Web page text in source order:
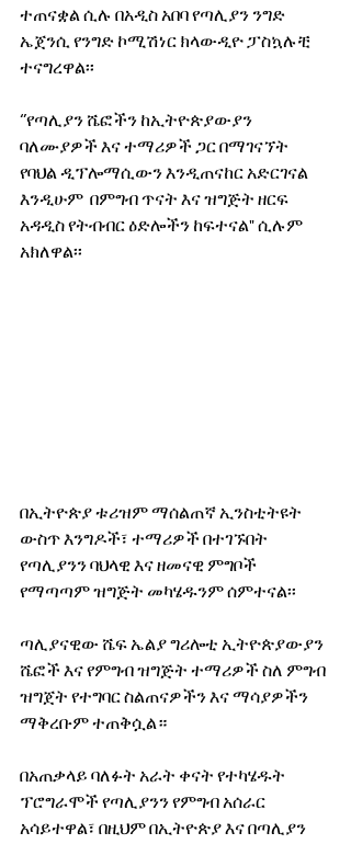
ተጠናቋል ሲሉ በአዲስ አበባ የጣሊያን ንግድ
ኤጀንሲ የንግድ ኮሚሽነር ክላውዲዮ ፓስኳሉቺ
ተናግረዋል፡፡
‘’የጣሊያን ሼፎችን ከኢትዮጵያውያን
ባለሙያዎች እና ተማሪዎች ጋር በማገናኘት
የባህል ዲፕሎማሲውን እንዲጠናከር አድርገናል
እንዲሁም  በምግብ ጥናት እና ዝግጅት ዘርፍ
አዳዲስ የትብብር ዕድሎችን ከፍተናል" ሲሉም
አክለዋል፡፡
በኢትዮጵያ ቱሪዝም ማሰልጠኛ ኢንስቲትዩት
ውስጥ እንግዶች፣ ተማሪዎች በተገኙበት
የጣሊያንን ባህላዊ እና ዘመናዊ ምግቦች
የማጣጣም ዝግጅት መካሄዱንም ሰምተናል፡፡
ጣሊያናዊው ሼፍ ኤልያ ግሪሎቲ ኢትዮጵያውያን
ሼፎች እና የምግብ ዝግጅት ተማሪዎች ስለ ምግብ
ዝግጀት የተግባር ስልጠናዎችን እና ማሳያዎችን
ማቅረቡም ተጠቅሷል።
በአጠቃላይ ባለፉት አራት ቀናት የተካሄዱት
ፕሮግራሞች የጣሊያንን የምግብ አሰራር
አሳይተዋል፣ በዚህም በኢትዮጵያ እና በጣሊያን